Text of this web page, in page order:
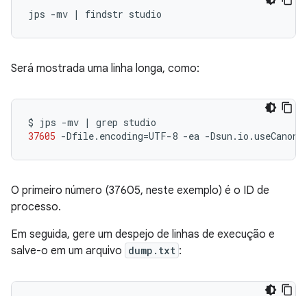
Será mostrada uma linha longa, como:
$ jps -mv | grep
37605 -Dfile.encoding=UTF-8 -ea -
O primeiro número (37605, neste exemplo) é o ID de
processo.
Em seguida, gere um despejo de linhas de execução e
salve-o em um arquivo dump.txt :